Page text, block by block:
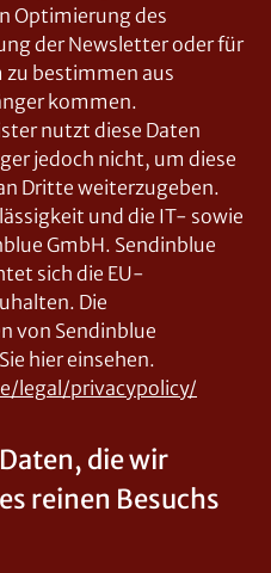
Optimierung des
der Newsletter oder für
bestimmen aus
kommen.
nutzt diese Daten
jedoch nicht, um diese
Dritte weiterzugeben.
und die IT- sowie
GmbH. Sendinblue
sich die EU-
Die
von Sendinblue
hier einsehen.
legal/privacypolicy/
die wir
reinen Besuchs